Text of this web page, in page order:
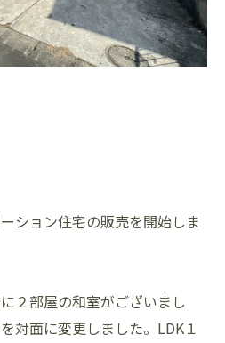
ション住宅の販売を開始しま
２部屋の和室がございまし
対面に変更しました。LDK１